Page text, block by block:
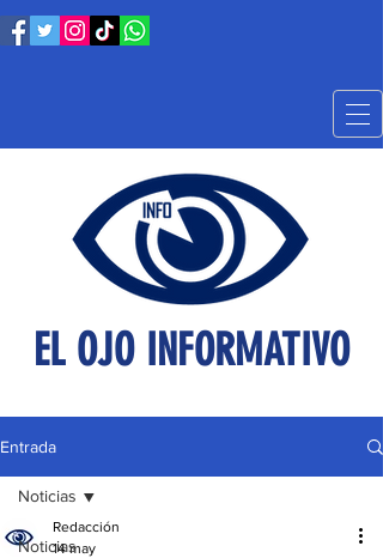
EL OJO INFORMATIVO
Entrada
Noticias
Noticias
Redacción
14 may